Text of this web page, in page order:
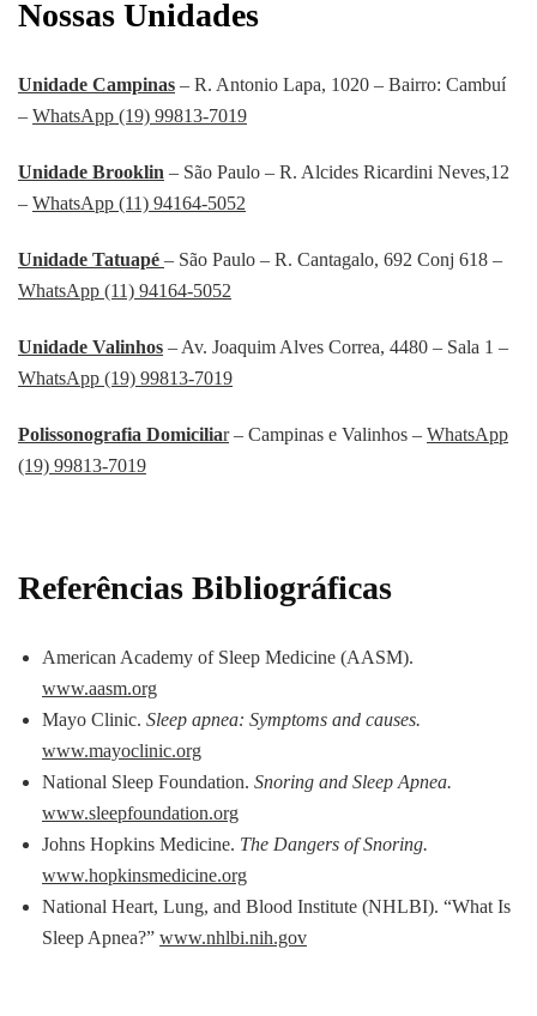
Nossas Unidades
Unidade Campinas – R. Antonio Lapa, 1020 – Bairro: Cambuí
– WhatsApp (19) 99813-7019
Unidade Brooklin – São Paulo – R. Alcides Ricardini Neves,12
– WhatsApp (11) 94164-5052
Unidade Tatuapé – São Paulo – R. Cantagalo, 692 Conj 618 –
WhatsApp (11) 94164-5052
Unidade Valinhos – Av. Joaquim Alves Correa, 4480 – Sala 1 –
WhatsApp (19) 99813-7019
Polissonografia Domiciliar– Campinas e Valinhos – WhatsApp
(19) 99813-7019
Referências Bibliográficas
American Academy of Sleep Medicine (AASM).
www.aasm.org
Mayo Clinic. Sleep apnea: Symptoms and causes.
www.mayoclinic.org
National Sleep Foundation. Snoring and Sleep Apnea.
www.sleepfoundation.org
Johns Hopkins Medicine. The Dangers of Snoring.
www.hopkinsmedicine.org
National Heart, Lung, and Blood Institute (NHLBI). “What Is
Sleep Apnea?” www.nhlbi.nih.gov